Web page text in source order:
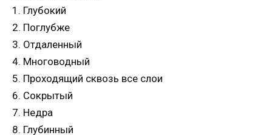
1. Глубокий
2. Поглубже
3. Отдаленный
4. Многоводный
5. Проходящий сквозь все слои
6. Сокрытый
7. Недра
8. Глубинный